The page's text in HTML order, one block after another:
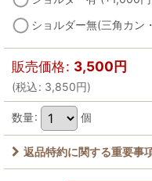
ショルダー無(三角カン
販売価格: 3,500円
(税込: 3,850円)
数量: 個
返品特約に関する重要事